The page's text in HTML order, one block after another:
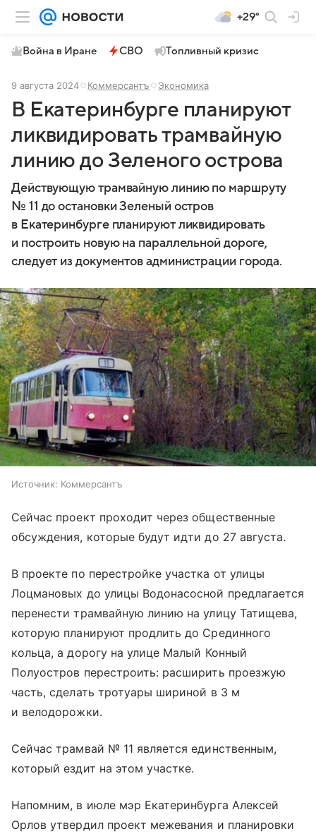
+29°
Война в Иране СВО Топливный кризис
9 августа 2024 Коммерсантъ Экономика
В Екатеринбурге планируют
ликвидировать трамвайную
линию до Зеленого острова
Действующую трамвайную линию по маршруту
№ 11 до остановки Зеленый остров
в Екатеринбурге планируют ликвидировать
и построить новую на параллельной дороге,
следует из документов администрации города.
Источник: Коммерсантъ
Сейчас проект проходит через общественные
обсуждения, которые будут идти до 27 августа.
В проекте по перестройке участка от улицы
Лоцмановых до улицы Водонасосной предлагается
перенести трамвайную линию на улицу Татищева,
которую планируют продлить до Срединного
кольца, а дорогу на улице Малый Конный
Полуостров перестроить: расширить проезжую
часть, сделать тротуары шириной в 3 м
и велодорожки.
Сейчас трамвай № 11 является единственным,
который ездит на этом участке.
Напомним, в июле мэр Екатеринбурга Алексей
Орлов утвердил проект межевания и планировки